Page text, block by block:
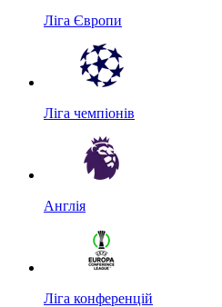
Ліга Європи
Ліга чемпіонів
Англія
Ліга конференцій